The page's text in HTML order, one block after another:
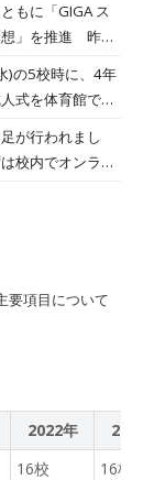
保護者に見てい
跳び箱とべるよ
てる。」と喜ぶ保
っしゃいまし
たちも保護者に
、いつもより張
ました。
のある授業づく
ーサルデザ イン
生かして～」で
授業は、対話を
た授業となってい
問い」を見いだ
ったり「広げ
アンドエラーを
終わった後も、
笑顔で話をして
象的でした。
もに「GIGA ス
」を推進 昨年
クール構想」や
端末についての
ています。2 月
「タブレット端
習するドリル問
よる家庭教育学
る予定です。
)の5校時に、4年
式を体育館で開
ジに上がり、ロ
を使って自分の
た。4年生の皆
れ！！
が行われまし
校内でオンライ
生は「おりく」
ージとエールの
出の紹介。そし
自分たちクイズ
ました。
要項目について
2022年
2023
16校 16校